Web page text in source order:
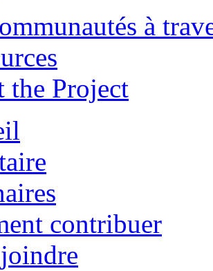
à
the Project
contribuer